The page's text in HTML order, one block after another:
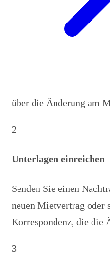
über die Änderung am
2
Unterlagen einreichen
Senden Sie einen
neuen Mietvertrag oder
Korrespondenz, die die
3